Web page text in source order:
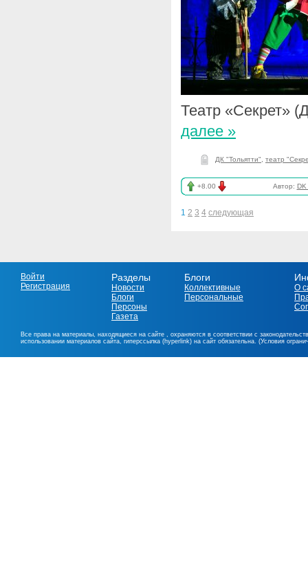
Театр «Секрет»
далее »
ДК "Тольятти" театр
+8.00 Автор:
1 2 3 4 следующая
Войти
Регистрация
Разделы
Новости
Блоги
Персоны
Газета
Блоги
Коллективные
Персональные
О
Все права на материалы, находящиеся на сайте , охраняются в соответствии с
использовании материалов сайта, гиперссылка (hyperlink) на сайт обязательна. (Условия